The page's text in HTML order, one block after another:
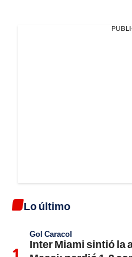
Lo último
Gol Caracol
Inter Miami sintió la